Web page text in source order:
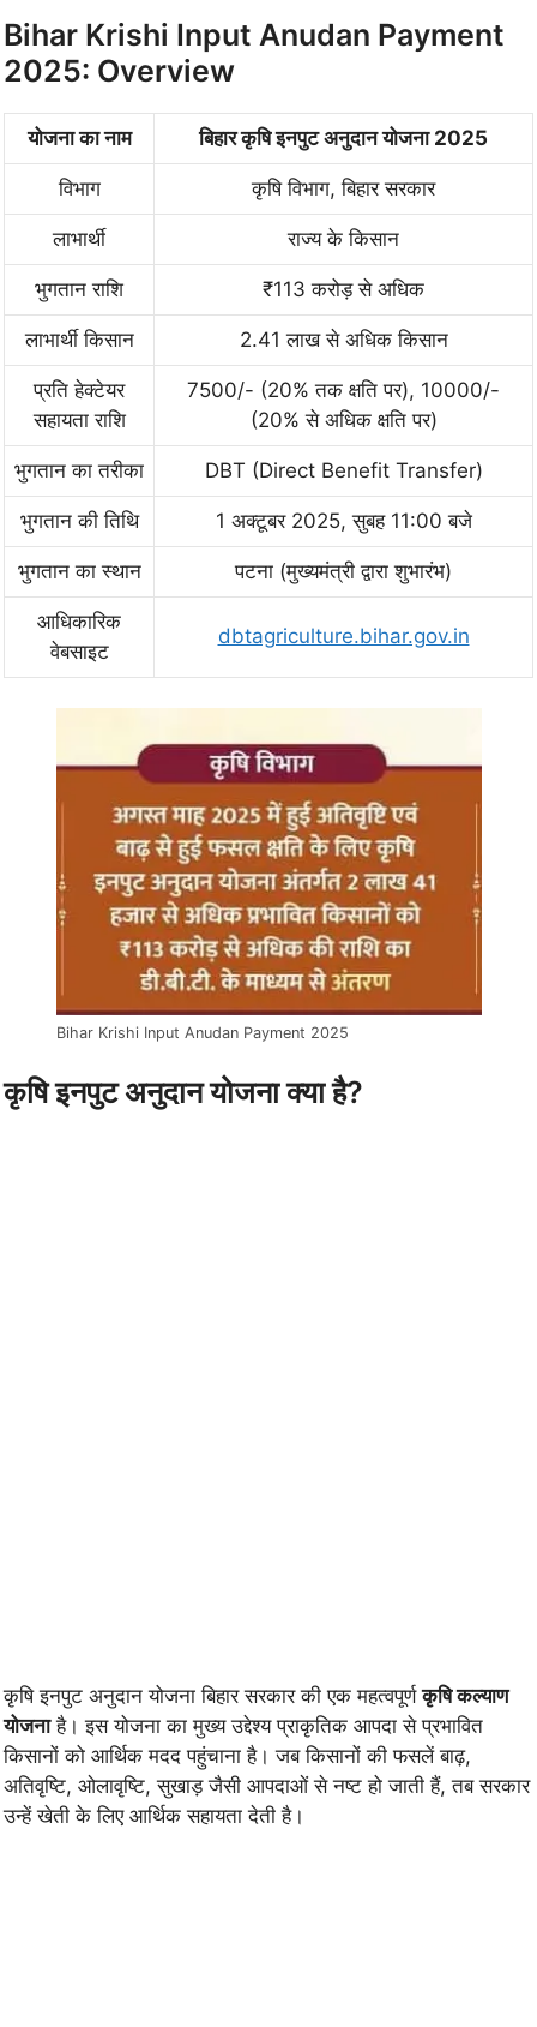
Bihar Krishi Input Anudan Payment
2025: Overview
योजना का नाम बिहार कृषि इनपुट अनुदान योजना 2025
विभाग कृषि विभाग, बिहार सरकार
लाभार्थी राज्य के किसान
भुगतान राशि ₹113 करोड़ से अधिक
लाभार्थी किसान 2.41 लाख से अधिक किसान
प्रति हेक्टेयर
सहायता राशि
7500/- (20% तक क्षति पर), 10000/-
(20% से अधिक क्षति पर)
भुगतान का तरीका DBT (Direct Benefit Transfer)
भुगतान की तिथि 1 अक्टूबर 2025, सुबह 11:00 बजे
भुगतान का स्थान पटना (मुख्यमंत्री द्वारा शुभारंभ)
आधिकारिक
वेबसाइट
dbtagriculture.bihar.gov.in
Bihar Krishi Input Anudan Payment 2025
कृषि इनपुट अनुदान योजना क्या है?
कृषि इनपुट अनुदान योजना बिहार सरकार की एक महत्वपूर्णकृषि कल्याण
योजनाहै। इस योजना का मुख्य उद्देश्य प्राकृतिक आपदा से प्रभावित
किसानों को आर्थिक मदद पहुंचाना है। जब किसानों की फसलें बाढ़,
अतिवृष्टि, ओलावृष्टि, सुखाड़ जैसी आपदाओं से नष्ट हो जाती हैं, तब सरकार
उन्हें खेती के लिए आर्थिक सहायता देती है।